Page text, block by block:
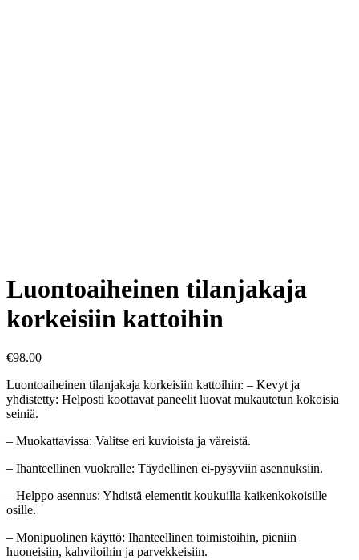
Luontoaiheinen tilanjakaja
korkeisiin kattoihin
€98.00
Luontoaiheinen tilanjakaja korkeisiin kattoihin: – Kevyt ja
yhdistetty: Helposti koottavat paneelit luovat mukautetun kokoisia
seiniä.
– Muokattavissa: Valitse eri kuvioista ja väreistä.
– Ihanteellinen vuokralle: Täydellinen ei-pysyviin asennuksiin.
– Helppo asennus: Yhdistä elementit koukuilla kaikenkokoisille
osille.
– Monipuolinen käyttö: Ihanteellinen toimistoihin, pieniin
huoneisiin, kahviloihin ja parvekkeisiin.